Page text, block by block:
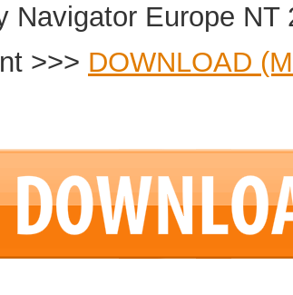
Navigator Europe NT
>>> DOWNLOAD